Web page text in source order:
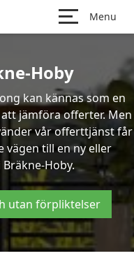
Menu
Hoby
kan kännas som en
jämföra offerter. Men
vår offerttjänst får
vägen till en ny eller
Hoby.
utan förpliktelser